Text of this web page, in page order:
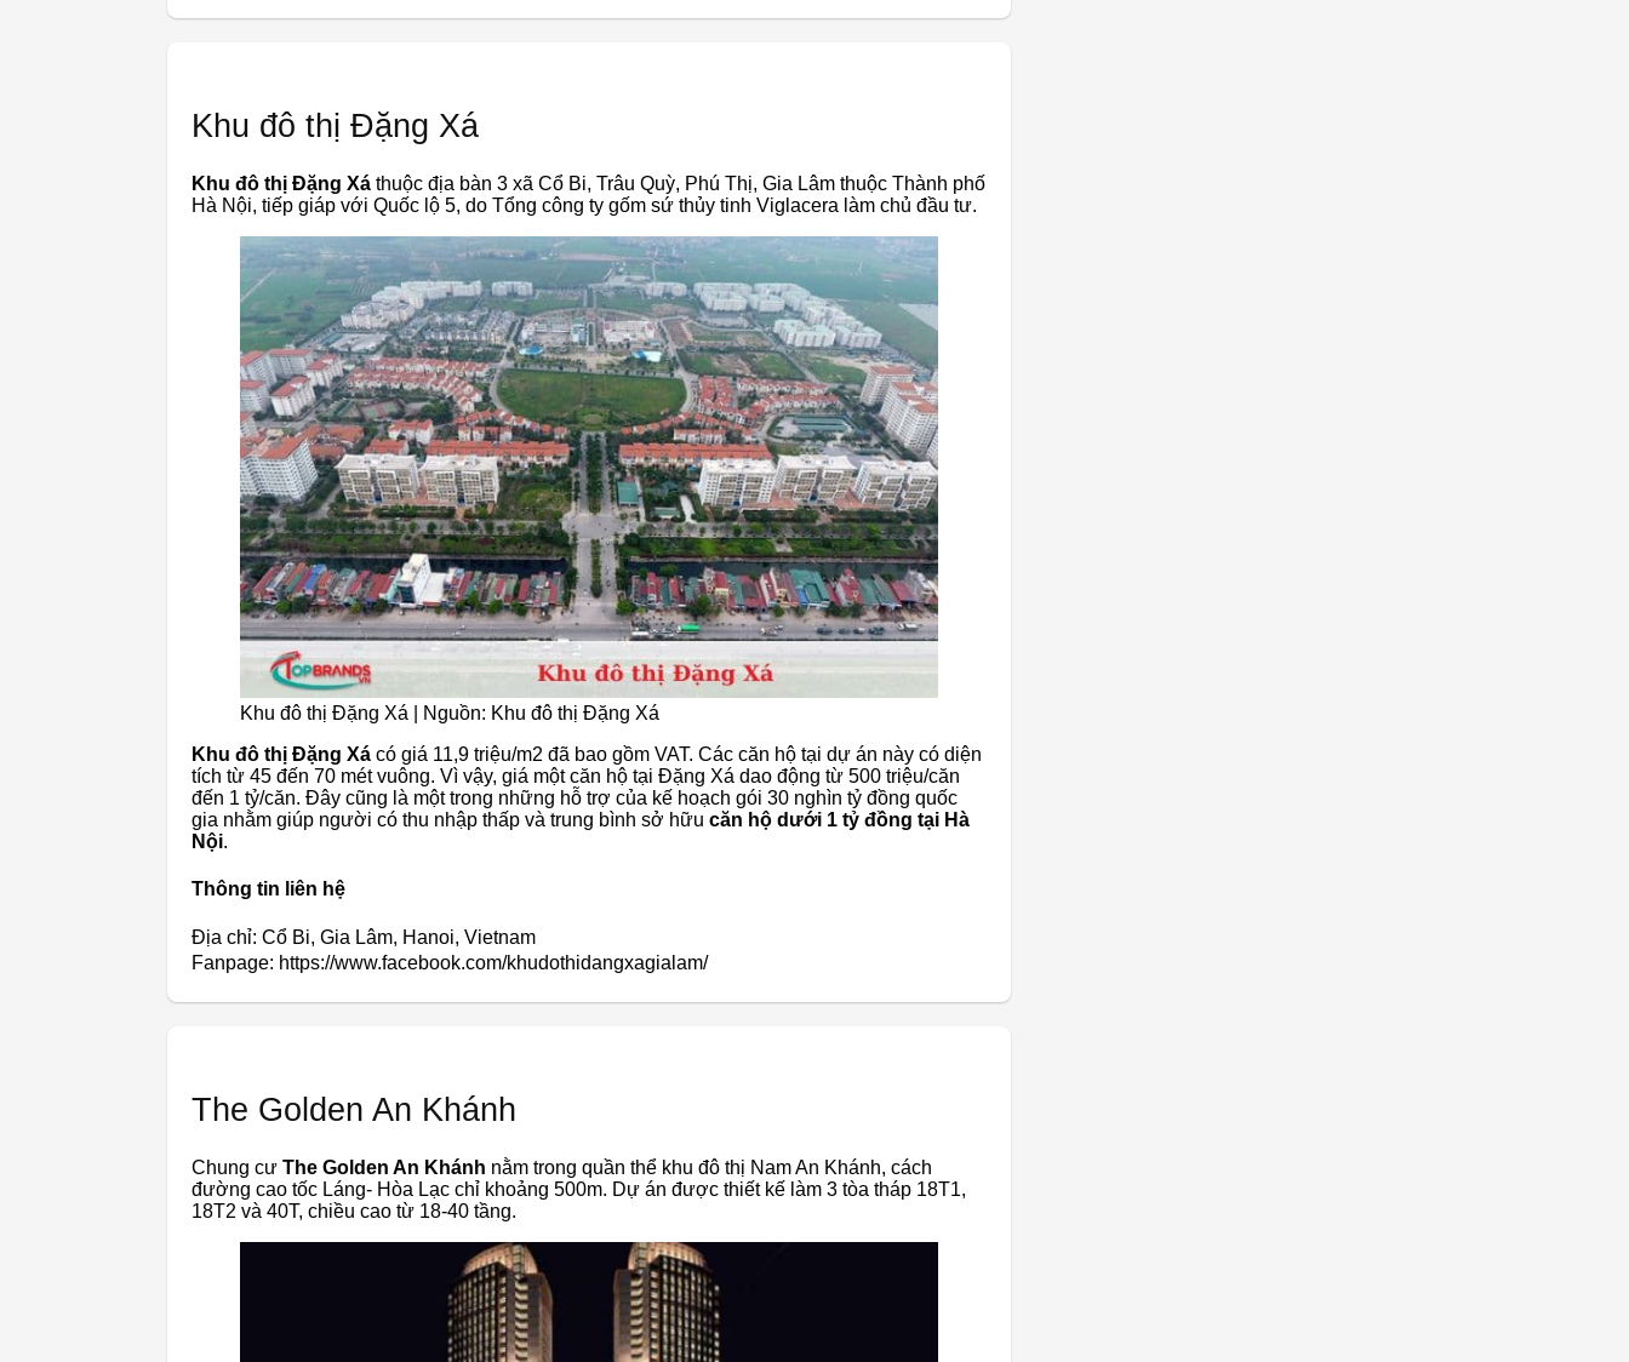
Khu đô thị Đặng Xá
Khu đô thị Đặng Xá thuộc địa bàn 3 xã Cổ Bi, Trâu Quỳ, Phú Thị, Gia Lâm thuộc Thành phố
Hà Nội, tiếp giáp với Quốc lộ 5, do Tổng công ty gốm sứ thủy tinh Viglacera làm chủ đầu tư.
Khu đô thị Đặng Xá | Nguồn: Khu đô thị Đặng Xá
Khu đô thị Đặng Xá có giá 11,9 triệu/m2 đã bao gồm VAT. Các căn hộ tại dự án này có diện
tích từ 45 đến 70 mét vuông. Vì vậy, giá một căn hộ tại Đặng Xá dao động từ 500 triệu/căn
đến 1 tỷ/căn. Đây cũng là một trong những hỗ trợ của kế hoạch gói 30 nghìn tỷ đồng quốc
gia nhằm giúp người có thu nhập thấp và trung bình sở hữu căn hộ dưới 1 tỷ đồng tại Hà
Nội.
Thông tin liên hệ
Địa chỉ: Cổ Bi, Gia Lâm, Hanoi, Vietnam
Fanpage: https://www.facebook.com/khudothidangxagialam/
The Golden An Khánh
Chung cư The Golden An Khánh nằm trong quần thể khu đô thị Nam An Khánh, cách
đường cao tốc Láng- Hòa Lạc chỉ khoảng 500m. Dự án được thiết kế làm 3 tòa tháp 18T1,
18T2 và 40T, chiều cao từ 18-40 tầng.